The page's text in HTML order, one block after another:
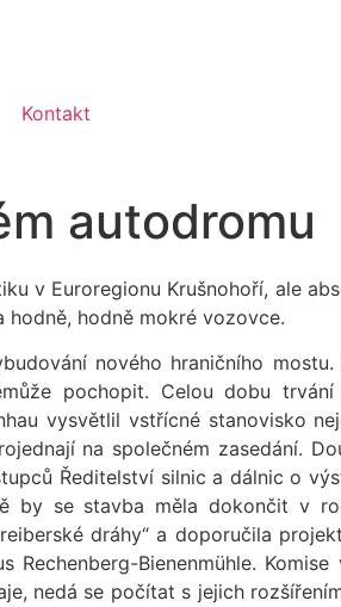
Kontakt
autodromu
v Euroregionu Krušnohoří, ale
hodně mokré vozovce.
nového hraničního
pochopit. Celou dobu
vysvětlil vstřícné stanovisko
na společném zasedání.
Ředitelství silnic a dálnic o
se stavba měla dokončit v
dráhy“ a doporučila
Bienenmühle.
nedá se počítat s jejich